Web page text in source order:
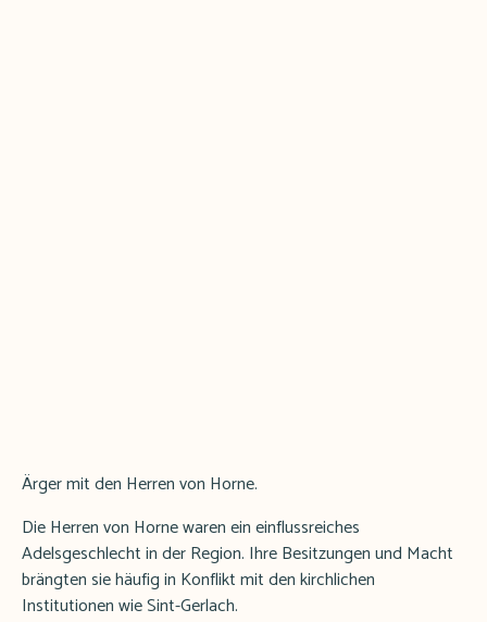
Ärger mit den Herren von Horne.
Die Herren von Horne waren ein einflussreiches
Adelsgeschlecht in der Region. Ihre Besitzungen und Macht
brängten sie häufig in Konflikt mit den kirchlichen
Institutionen wie Sint-Gerlach.